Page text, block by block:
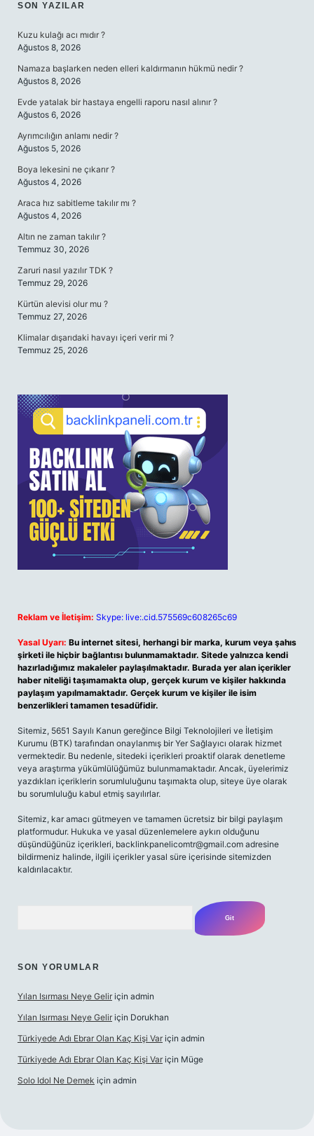
SIDEBAR
SON YAZILAR
Kuzu kulağı acı mıdır ?
Ağustos 8, 2026
Namaza başlarken neden elleri kaldırmanın hükmü nedir ?
Ağustos 8, 2026
Evde yatalak bir hastaya engelli raporu nasıl alınır ?
Ağustos 6, 2026
Ayrımcılığın anlamı nedir ?
Ağustos 5, 2026
Boya lekesini ne çıkarır ?
Ağustos 4, 2026
Araca hız sabitleme takılır mı ?
Ağustos 4, 2026
Altın ne zaman takılır ?
Temmuz 30, 2026
Zaruri nasıl yazılır TDK ?
Temmuz 29, 2026
Kürtün alevisi olur mu ?
Temmuz 27, 2026
Klimalar dışarıdaki havayı içeri verir mi ?
Temmuz 25, 2026
Reklam ve İletişim: Skype: live:.cid.575569c608265c69
Yasal Uyarı: Bu internet sitesi, herhangi bir marka, kurum veya şahıs
şirketi ile hiçbir bağlantısı bulunmamaktadır. Sitede yalnızca kendi
hazırladığımız makaleler paylaşılmaktadır. Burada yer alan içerikler
haber niteliği taşımamakta olup, gerçek kurum ve kişiler hakkında
paylaşım yapılmamaktadır. Gerçek kurum ve kişiler ile isim
benzerlikleri tamamen tesadüfidir.
Sitemiz, 5651 Sayılı Kanun gereğince Bilgi Teknolojileri ve İletişim
Kurumu (BTK) tarafından onaylanmış bir Yer Sağlayıcı olarak hizmet
vermektedir. Bu nedenle, sitedeki içerikleri proaktif olarak denetleme
veya araştırma yükümlülüğümüz bulunmamaktadır. Ancak, üyelerimiz
yazdıkları içeriklerin sorumluluğunu taşımakta olup, siteye üye olarak
bu sorumluluğu kabul etmiş sayılırlar.
Sitemiz, kar amacı gütmeyen ve tamamen ücretsiz bir bilgi paylaşım
platformudur. Hukuka ve yasal düzenlemelere aykırı olduğunu
düşündüğünüz içerikleri, backlinkpanelicomtr@gmail.com adresine
bildirmeniz halinde, ilgili içerikler yasal süre içerisinde sitemizden
kaldırılacaktır.
SON YORUMLAR
Yılan Isırması Neye Gelir için admin
Yılan Isırması Neye Gelir için Dorukhan
Türkiyede Adı Ebrar Olan Kaç Kişi Var için admin
Türkiyede Adı Ebrar Olan Kaç Kişi Var için Müge
Solo Idol Ne Demek için admin